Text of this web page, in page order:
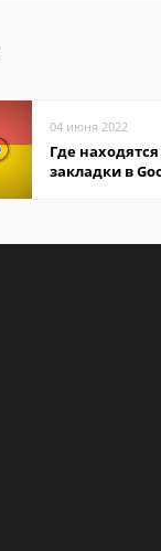
04 июня 2022
Где находятся
закладки в